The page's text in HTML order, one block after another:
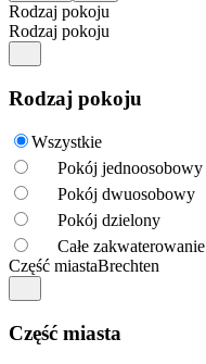
Rodzaj pokoju
Rodzaj pokoju
Rodzaj pokoju
Wszystkie
Pokój jednoosobowy
Pokój dwuosobowy
Pokój dzielony
Całe zakwaterowanie
Część miastaBrechten
Część miasta